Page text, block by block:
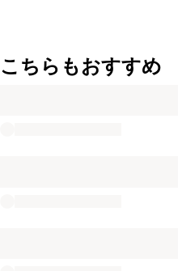
こちらもおすすめ